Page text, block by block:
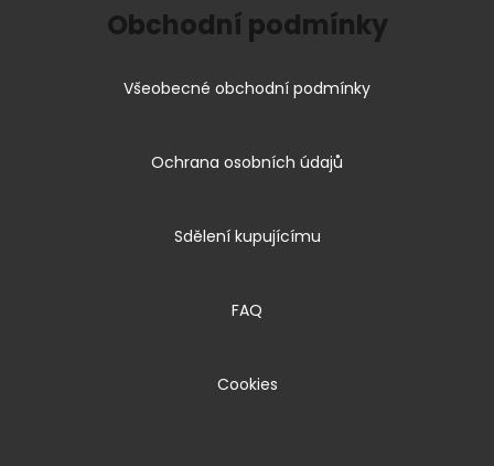
Obchodní podmínky
Všeobecné obchodní podmínky
Ochrana osobních údajů
Sdělení kupujícímu
FAQ
Cookies